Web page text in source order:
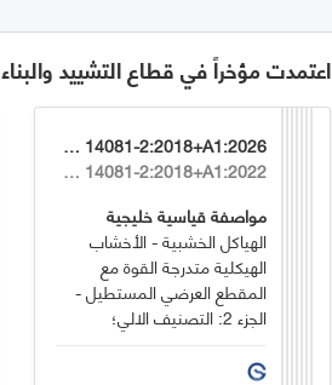
اعتمدت مؤخراً في قطاع التشييد والبناء
GSO EN 14081-2:2018+A1:2026
EN 14081-2:2018+A1:2022
مواصفة قياسية خليجية
الهياكل الخشبية - الأخشاب
الهيكلية متدرجة القوة مع
المقطع العرضي المستطيل -
الجزء 2: التصنيف الالي؛
متطلبات إضافية لاختبار النوع